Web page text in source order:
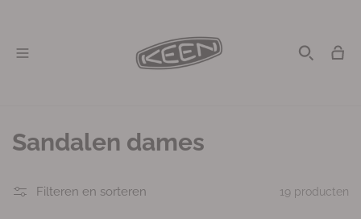
C
l
Sandalen dames
Filteren en sorteren 19 producten